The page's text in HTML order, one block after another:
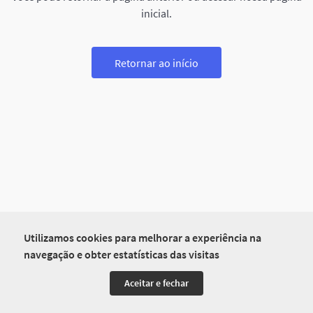
Utilizamos cookies para melhorar a experiência na
navegação e obter estatísticas das visitas
Aceitar e fechar
inicial.
Retornar ao início